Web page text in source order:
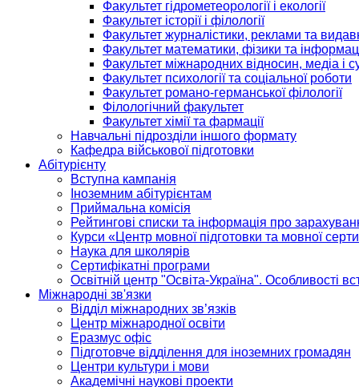
Факультет гідрометеорології і екології
Факультет історії і філології
Факультет журналістики, реклами та
Факультет математики, фізики та
Факультет міжнародних відносин, медіа і
Факультет психології та соціальної роботи
Факультет романо-германської філології
Філологічний факультет
Факультет хімії та фармації
Навчальні підрозділи іншого формату
Кафедра військової підготовки
Абітурієнту
Вступна кампанія
Іноземним абітурієнтам
Приймальна комісія
Рейтингові списки та інформація про
Курси «Центр мовної підготовки та мовної
Наука для школярів
Сертифікатні програми
Освітній центр "Освіта-Україна". Особливості
Міжнародні зв'язки
Відділ міжнародних зв’язків
Центр міжнародної освіти
Еразмус офіс
Підготовче відділення для іноземних громадян
Центри культури і мови
Академічні наукові проекти